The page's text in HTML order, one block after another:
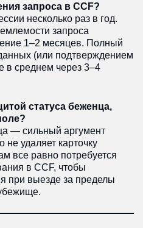
запроса в CCF?
несколько раз в год.
запроса
1–2 месяцев. Полный
(или подтверждением
в среднем через 3–4
статуса беженца,
— сильный аргумент
не удаляет карточку
все равно потребуется
в CCF, чтобы
при выезде за пределы